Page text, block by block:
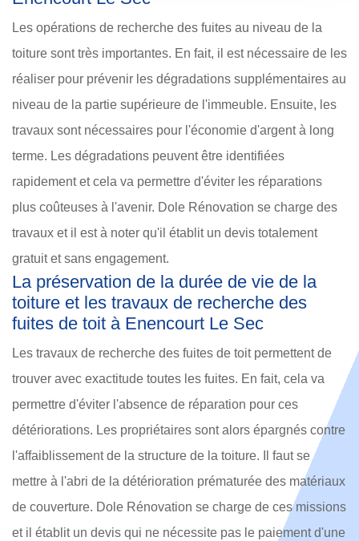
Les opérations de recherche des fuites au niveau de la
toiture sont très importantes. En fait, il est nécessaire de les
réaliser pour prévenir les dégradations supplémentaires au
niveau de la partie supérieure de l'immeuble. Ensuite, les
travaux sont nécessaires pour l'économie d'argent à long
terme. Les dégradations peuvent être identifiées
rapidement et cela va permettre d'éviter les réparations
plus coûteuses à l'avenir. Dole Rénovation se charge des
travaux et il est à noter qu'il établit un devis totalement
gratuit et sans engagement.
La préservation de la durée de vie de la
toiture et les travaux de recherche des
fuites de toit à Enencourt Le Sec
Les travaux de recherche des fuites de toit permettent de
trouver avec exactitude toutes les fuites. En fait, cela va
permettre d'éviter l'absence de réparation pour ces
détériorations. Les propriétaires sont alors épargnés contre
l'affaiblissement de la structure de la toiture. Il faut se
mettre à l'abri de la détérioration prématurée des matériaux
de couverture. Dole Rénovation se charge de ces missions
et il établit un devis qui ne nécessite pas le paiement d'une